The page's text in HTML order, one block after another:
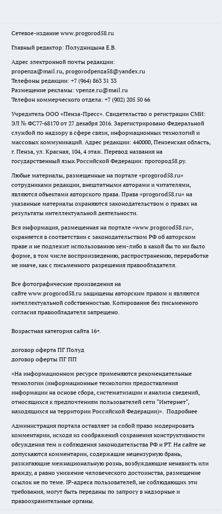
Сетевое-издание www.progorod58.ru
Главный редактор: Полудницына Е.В.
Адрес электронной почты редакции:
propenza@mail.ru, progorodpenza58@yandex.ru
Телефоны редакции: +7 (964) 863 31 33
Размещение рекламы: vpenze.ru@mail.ru
Телефон коммерческого отдела: +7 (902) 205 50 66
Учредитель ООО «Пенза-Пресс». Свидетельство о регистрации СМИ:
ЭЛ № ФС77-68170 от 27 декабря 2016. Зарегистрировано Федеральной
службой по надзору в сфере связи, информационных технологий и
массовых коммуникаций. Адрес редакции: 440000, Пензенская область,
г. Пенза, ул. Красная, 104, 4 этаж. Перевод названия на
государственный язык Российской Федерации: прогород58.ру.
Любые материалы, размещенные на портале «progorod58.ru»
сотрудниками редакции, внештатными авторами и читателями,
являются объектами авторского права. Права «progorod58.ru» на
указанные материалы охраняются законодательством о правах на
результаты интеллектуальной деятельности.
Вся информация, размещенная на портале «www.progorod58.ru»,
охраняется в соответствии с законодательством РФ об авторском
праве и не подлежит использованию кем-либо в какой бы то ни было
форме, в том числе воспроизведению, распространению, переработке
не иначе, как с письменного разрешения правообладателя.
Все фотографические произведения на
сайте www.progorod58.ru защищены авторским правом и являются
интеллектуальной собственностью. Копирование без письменного
согласия правообладателя запрещено.
Возрастная категория сайта 16+.
договор оферта ПГ Полуд
договор оферты ПГ ПП
«На информационном ресурсе применяются рекомендательные
технологии (информационные технологии предоставления
информации на основе сбора, систематизации и анализа сведений,
относящихся к предпочтениям пользователей сети "Интернет",
находящихся на территории Российской Федерации)». Подробнее
Администрация портала оставляет за собой право модерировать
комментарии, исходя из соображений сохранения конструктивности
обсуждения тем и соблюдения законодательства РФ и РТ. На сайте не
допускаются комментарии, содержащие нецензурную брань,
разжигающие межнациональную рознь, возбуждающие ненависть или
вражду, а равно унижение человеческого достоинства, размещение
ссылок не по теме. IP-адреса пользователей, не соблюдающих эти
требования, могут быть переданы по запросу в надзорные и
правоохранительные органы.